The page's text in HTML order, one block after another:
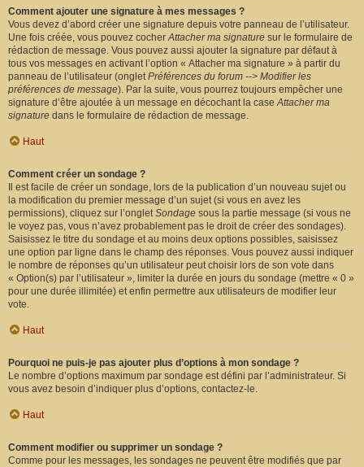
Comment ajouter une signature à mes messages ?
Vous devez d’abord créer une signature depuis votre panneau de l’utilisateur.
Une fois créée, vous pouvez cocherAttacher ma signature sur le formulaire de
rédaction de message. Vous pouvez aussi ajouter la signature par défaut à
tous vos messages en activant l’option « Attacher ma signature » à partir du
panneau de l’utilisateur (ongletPréférences du forum --> Modifier les
préférences de message). Par la suite, vous pourrez toujours empêcher une
signature d’être ajoutée à un message en décochant la caseAttacher ma
signature dans le formulaire de rédaction de message.
Haut
Comment créer un sondage ?
Il est facile de créer un sondage, lors de la publication d’un nouveau sujet ou
la modification du premier message d’un sujet (si vous en avez les
permissions), cliquez sur l’ongletSondage sous la partie message (si vous ne
le voyez pas, vous n’avez probablement pas le droit de créer des sondages).
Saisissez le titre du sondage et au moins deux options possibles, saisissez
une option par ligne dans le champ des réponses. Vous pouvez aussi indiquer
le nombre de réponses qu’un utilisateur peut choisir lors de son vote dans
« Option(s) par l’utilisateur », limiter la durée en jours du sondage (mettre « 0 »
pour une durée illimitée) et enfin permettre aux utilisateurs de modifier leur
vote.
Haut
Pourquoi ne puis-je pas ajouter plus d’options à mon sondage ?
Le nombre d’options maximum par sondage est défini par l’administrateur. Si
vous avez besoin d’indiquer plus d’options, contactez-le.
Haut
Comment modifier ou supprimer un sondage ?
Comme pour les messages, les sondages ne peuvent être modifiés que par